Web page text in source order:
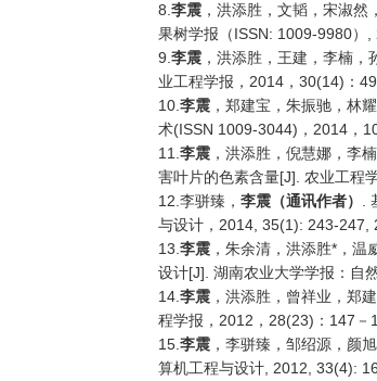
8. 李震 ，洪添胜，文韬，宋淑
果树学报（ISSN: 1009-9980）,
9. 李震 ，洪添胜，王建，李楠
业工程学报，2014，30(14)：
10. 李震 ，郑建宝，朱振驰，林
术(ISSN 1009-3044)，2014，
11. 李震 ，洪添胜，倪慧娜，李
害叶片的色素含量[J]. 农业工程
12.李骈臻， 李震（通讯作者）
与设计，2014, 35(1): 243-247,
13. 李震 ，朱余清，洪添胜*，
设计[J]. 湖南农业大学学报：自
14. 李震 ，洪添胜，曾祥业，郑
程学报，2012，28(23)：147－
15. 李震 ，李骈臻，邹绍源，颜
算机工程与设计, 2012, 33(4):